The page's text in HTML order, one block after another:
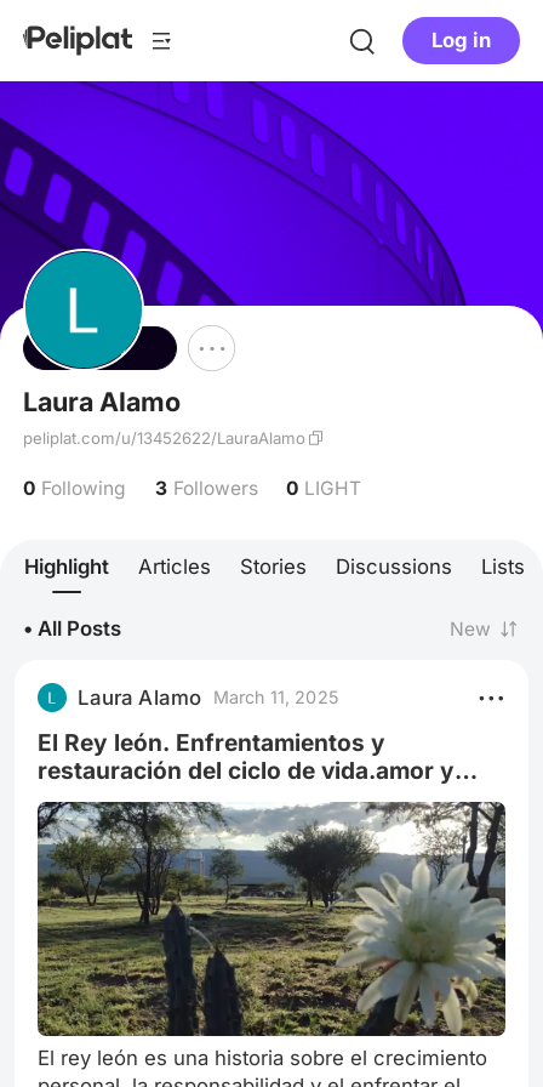
Log in
Follow
Laura Alamo
peliplat.com/u/13452622/LauraAlamo
0 Following 3 Followers 0 LIGHT
Highlight Articles Stories Discussions Lists
• All Posts New
Laura Alamo March 11, 2025
El Rey león. Enfrentamientos y
restauración del ciclo de vida.amor y
poder.
El rey león es una historia sobre el crecimiento